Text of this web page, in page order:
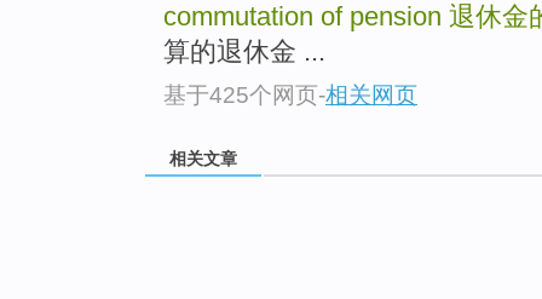
commutation of pension 退休金
算的退休金 ...
基于425个网页-相关网页
相关文章